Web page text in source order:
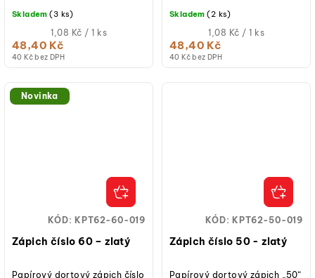
40 Kč bez DPH
48,40 Kč
Měrná
cena:
(jednotková
1,08 Kč / 1 ks
Skladem (3 ks)
kombinaci s plechem na
40 Kč bez DPH
48,40 Kč
Měrná
cena:
(jednotková
1,08 Kč / 1 ks
Skladem (2 ks)
kombinaci s plechem na
muffiny.
Novinka
Zápich číslo 60 – zlatý
Papírový dortový zápich číslo
KÓD:KPT62-60-019
Zápich číslo 50 - zlatý
Papírový dortový zápich „50“
KÓD:KPT62-50-019